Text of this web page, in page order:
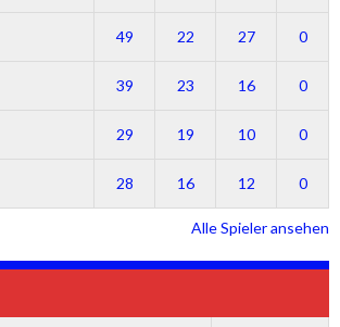
49 22 27 0
39 23 16 0
29 19 10 0
28 16 12 0
Alle Spieler ansehen